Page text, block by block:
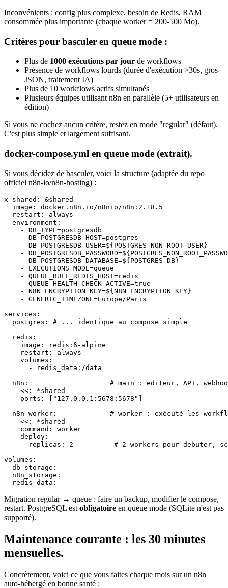
Inconvénients : config plus complexe, besoin de Redis, RAM
consommée plus importante (chaque worker = 200-500 Mo).
Critères pour basculer en queue mode :
Plus de 1000 exécutions par jour de workflows
Présence de workflows lourds (durée d'exécution >30s, gros
JSON, traitement IA)
Plus de 10 workflows actifs simultanés
Plusieurs équipes utilisant n8n en parallèle (5+ utilisateurs en
édition)
Si vous ne cochez aucun critère, restez en mode "regular" (défaut).
C'est plus simple et largement suffisant.
docker-compose.yml en queue mode (extrait).
Si vous décidez de basculer, voici la structure (adaptée du repo
officiel n8n-io/n8n-hosting) :
x-shared: &shared
  image: docker.n8n.io/n8nio/n8n:2.18.5
  restart: always
  environment:
    - DB_TYPE=postgresdb
    - DB_POSTGRESDB_HOST=postgres
    - DB_POSTGRESDB_USER=${POSTGRES_NON_ROOT_USER}
-
    - DB_POSTGRESDB_DATABASE=${POSTGRES_DB}
    - EXECUTIONS_MODE=queue
    - QUEUE_BULL_REDIS_HOST=redis
    - QUEUE_HEALTH_CHECK_ACTIVE=true
    - N8N_ENCRYPTION_KEY=${N8N_ENCRYPTION_KEY}
    - GENERIC_TIMEZONE=Europe/Paris
services:
  postgres: # ... identique au compose simple
  redis:
    image: redis:6-alpine
    restart: always
    volumes:
      - redis_data:/data
n8n:                    # main : editeur, API,
    <<: *shared
    ports: ["127.0.0.1:5678:5678"]
n8n-worker:             # worker : exécuté les
    <<: *shared
    command: worker
    deploy:
replicas: 2          # 2 workers pour debuter,
volumes:
  db_storage:
  n8n_storage:
  redis_data:
Migration regular → queue : faire un backup, modifier le compose,
restart. PostgreSQL est obligatoire en queue mode (SQLite n'est pas
supporté).
Maintenance courante : les 30 minutes
mensuelles.
Concrètement, voici ce que vous faites chaque mois sur un n8n
auto-hébergé en bonne santé :